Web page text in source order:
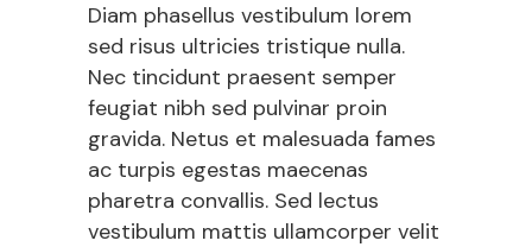
Diam phasellus vestibulum lorem
sed risus ultricies tristique nulla.
Nec tincidunt praesent semper
feugiat nibh sed pulvinar proin
gravida. Netus et malesuada fames
ac turpis egestas maecenas
pharetra convallis. Sed lectus
vestibulum mattis ullamcorper velit